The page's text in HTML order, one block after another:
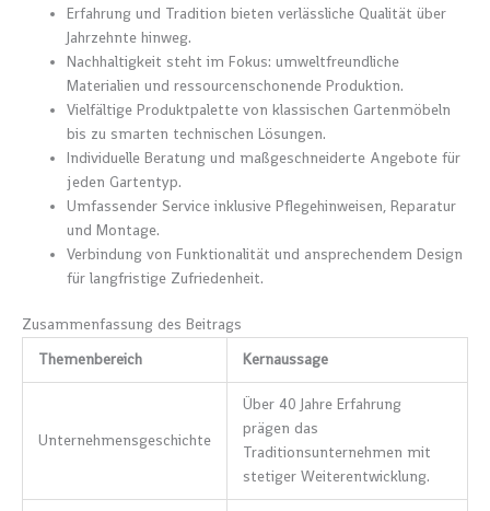
Erfahrung und Tradition bieten verlässliche Qualität über
Jahrzehnte hinweg.
Nachhaltigkeit steht im Fokus: umweltfreundliche
Materialien und ressourcenschonende Produktion.
Vielfältige Produktpalette von klassischen Gartenmöbeln
bis zu smarten technischen Lösungen.
Individuelle Beratung und maßgeschneiderte Angebote für
jeden Gartentyp.
Umfassender Service inklusive Pflegehinweisen, Reparatur
und Montage.
Verbindung von Funktionalität und ansprechendem Design
für langfristige Zufriedenheit.
Zusammenfassung des Beitrags
Themenbereich
Kernaussage
Unternehmensgeschichte
Über 40 Jahre Erfahrung
prägen das
Traditionsunternehmen mit
stetiger Weiterentwicklung.